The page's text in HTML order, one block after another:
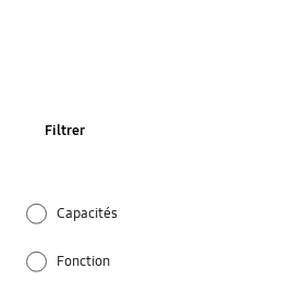
Filtrer
Capacités
Fonction